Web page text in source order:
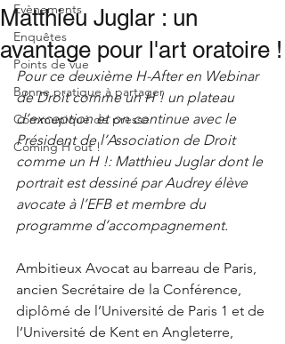
Evènements
Enquêtes
Points de vue
Bonne pratique à partager
Communiqué de presse
Coming H out !
Matthieu Juglar : un
avantage pour l'art oratoire !
Pour ce deuxième H-After en Webinar
de Droit comme un H ! un plateau
d’exception et on continue avec le
Président de l’Association de Droit
comme un H !: Matthieu Juglar dont le
portrait est dessiné par Audrey élève
avocate à l’EFB et membre du
programme d’accompagnement.
Ambitieux Avocat au barreau de Paris,
ancien Secrétaire de la Conférence,
diplômé de l’Université de Paris 1 et de
l’Université de Kent en Angleterre,